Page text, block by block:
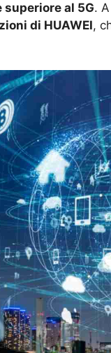
superiore al 5G.
di HUAWEI,